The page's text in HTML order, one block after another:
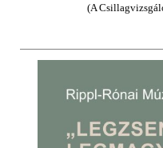
(A